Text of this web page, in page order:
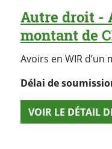
Autre droit -
montant de
Avoirs en WIR d’un
Délai de
VOIR LE DÉTAIL